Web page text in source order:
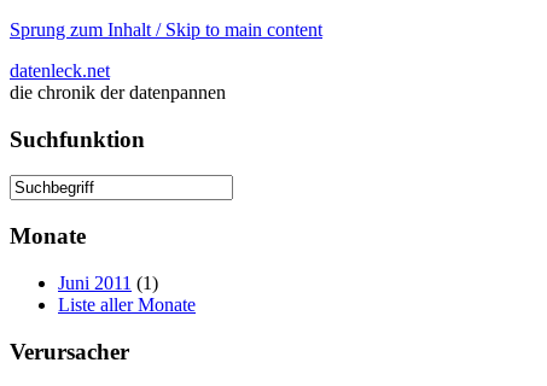
Sprung zum Inhalt / Skip to main content
datenleck.net
die chronik der datenpannen
Suchfunktion
Monate
Juni 2011 (1)
Liste aller Monate
Verursacher